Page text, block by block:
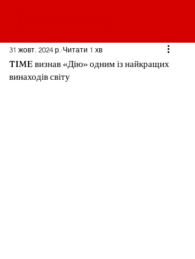
TIME визнав «Дію» одним із найкращих
винаходів світу
31 жовт. 2024 р. Читати 1 хв